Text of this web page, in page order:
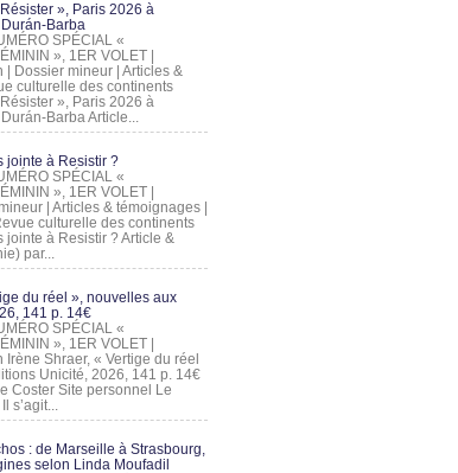
», Paris 2026 à
Durán-Barba
SPÉCIAL «
», 1ER VOLET |
| Dossier mineur | Articles &
culturelle des continents
», Paris 2026 à
Barba Article...
jointe à Resistir ?
SPÉCIAL «
», 1ER VOLET |
| Articles & témoignages |
culturelle des continents
jointe à Resistir ? Article &
par...
du réel », nouvelles aux
141 p. 14€
SPÉCIAL «
», 1ER VOLET |
Shraer, « Vertige du réel
Unicité, 2026, 141 p. 14€
Coster Site personnel Le
s’agit...
: de Marseille à Strasbourg,
selon Linda Moufadil